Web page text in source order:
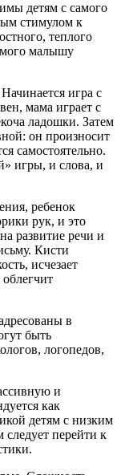
детям с самого
стимулом к
теплого
малышу
игра с
мама играет с
ладошки. Затем
он произносит
самостоятельно.
игры, и слова, и
ребенок
рук, и это
развитие речи и
Кисти
исчезает
в
быть
логопедов,
и
как
детям с низким
следует перейти к